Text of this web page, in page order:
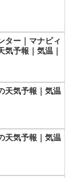
ター｜マナビィ
気予報｜気温｜
天気予報｜気温
天気予報｜気温